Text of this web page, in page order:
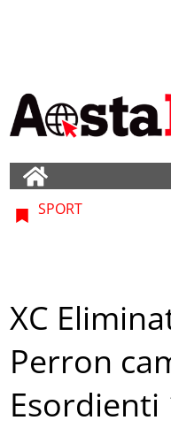
SPORT
XC
Perron
Esordienti